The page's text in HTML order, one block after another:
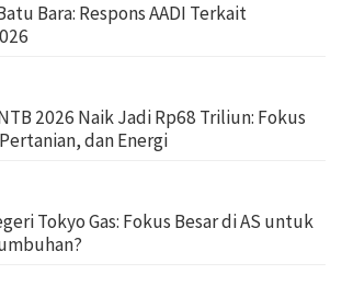
Bara: Respons AADI Terkait
2026 Naik Jadi Rp68 Triliun: Fokus
dan Energi
Tokyo Gas: Fokus Besar di AS untuk